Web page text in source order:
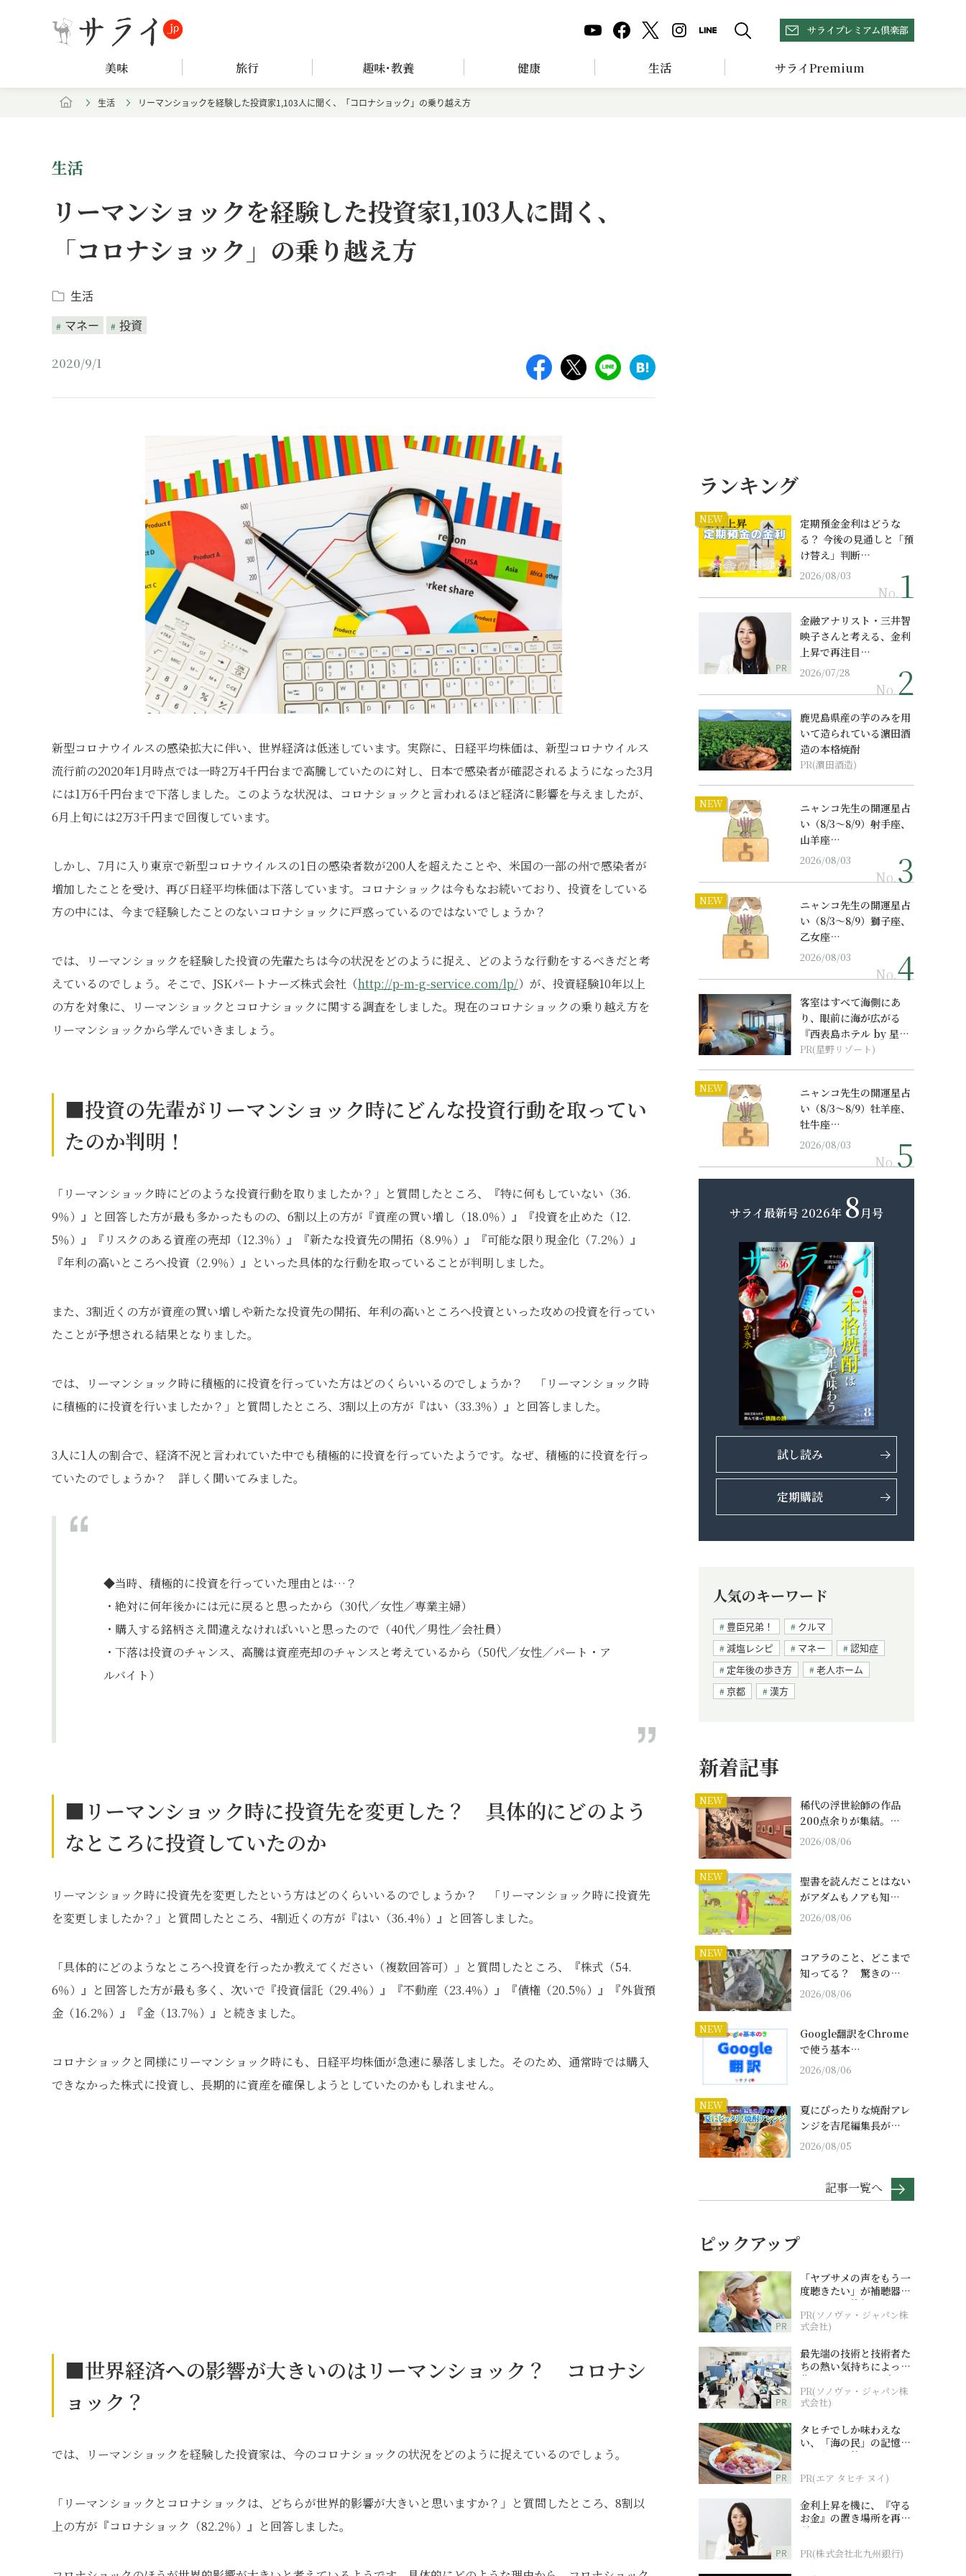
サライプレミアム倶楽部
美味 旅行 趣味･教養 健康 生活 サライPremium
生活 リーマンショックを経験した投資家1,103人に聞く、「コロナショック」の乗り越え方
生活
リーマンショックを経験した投資家1,103人に聞く、
「コロナショック」の乗り越え方
生活
マネー
投資
2020/9/1
新型コロナウイルスの感染拡大に伴い、世界経済は低迷しています。実際に、日経平均株価は、新型コロナウイルス
流行前の2020年1月時点では一時2万4千円台まで高騰していたのに対し、日本で感染者が確認されるようになった3月
には1万6千円台まで下落しました。このような状況は、コロナショックと言われるほど経済に影響を与えましたが、
6月上旬には2万3千円まで回復しています。
しかし、7月に入り東京で新型コロナウイルスの1日の感染者数が200人を超えたことや、米国の一部の州で感染者が
増加したことを受け、再び日経平均株価は下落しています。コロナショックは今もなお続いており、投資をしている
方の中には、今まで経験したことのないコロナショックに戸惑っているのではないでしょうか？
では、リーマンショックを経験した投資の先輩たちは今の状況をどのように捉え、どのような行動をするべきだと考
えているのでしょう。そこで、JSKパートナーズ株式会社（http://p-m-g-service.com/lp/）が、投資経験10年以上
の方を対象に、リーマンショックとコロナショックに関する調査をしました。現在のコロナショックの乗り越え方を
リーマンショックから学んでいきましょう。
■投資の先輩がリーマンショック時にどんな投資行動を取ってい
たのか判明！
「リーマンショック時にどのような投資行動を取りましたか？」と質問したところ、『特に何もしていない（36.
9％）』と回答した方が最も多かったものの、6割以上の方が『資産の買い増し（18.0％）』『投資を止めた（12.
5％）』『リスクのある資産の売却（12.3％）』『新たな投資先の開拓（8.9％）』『可能な限り現金化（7.2％）』
『年利の高いところへ投資（2.9％）』といった具体的な行動を取っていることが判明しました。
また、3割近くの方が資産の買い増しや新たな投資先の開拓、年利の高いところへ投資といった攻めの投資を行ってい
たことが予想される結果となりました。
では、リーマンショック時に積極的に投資を行っていた方はどのくらいいるのでしょうか？ 「リーマンショック時
に積極的に投資を行いましたか？」と質問したところ、3割以上の方が『はい（33.3％）』と回答しました。
3人に1人の割合で、経済不況と言われていた中でも積極的に投資を行っていたようです。なぜ、積極的に投資を行っ
ていたのでしょうか？ 詳しく聞いてみました。
◆当時、積極的に投資を行っていた理由とは…？
・絶対に何年後かには元に戻ると思ったから（30代／女性／専業主婦）
・購入する銘柄さえ間違えなければいいと思ったので（40代／男性／会社員）
・下落は投資のチャンス、高騰は資産売却のチャンスと考えているから（50代／女性／パート・ア
ルバイト）
■リーマンショック時に投資先を変更した？ 具体的にどのよう
なところに投資していたのか
リーマンショック時に投資先を変更したという方はどのくらいいるのでしょうか？ 「リーマンショック時に投資先
を変更しましたか？」と質問したところ、4割近くの方が『はい（36.4％）』と回答しました。
「具体的にどのようなところへ投資を行ったか教えてください（複数回答可）」と質問したところ、『株式（54.
6％）』と回答した方が最も多く、次いで『投資信託（29.4％）』『不動産（23.4％）』『債権（20.5％）』『外貨預
金（16.2％）』『金（13.7％）』と続きました。
コロナショックと同様にリーマンショック時にも、日経平均株価が急速に暴落しました。そのため、通常時では購入
できなかった株式に投資し、長期的に資産を確保しようとしていたのかもしれません。
■世界経済への影響が大きいのはリーマンショック？ コロナシ
ョック？
では、リーマンショックを経験した投資家は、今のコロナショックの状況をどのように捉えているのでしょう。
「リーマンショックとコロナショックは、どちらが世界的影響が大きいと思いますか？」と質問したところ、8割以
上の方が『コロナショック（82.2％）』と回答しました。
ランキング
NEW
定期預金金利はどうな
る？ 今後の見通しと「預
け替え」判断…
2026/08/03
No.
PR
金融アナリスト・三井智
映子さんと考える、金利
上昇で再注目…
2026/07/28
No.
鹿児島県産の芋のみを用
いて造られている濵田酒
造の本格焼酎
PR(濵田酒造)
NEW
ニャンコ先生の開運星占
い（8/3～8/9）射手座、
山羊座…
2026/08/03
No.
NEW
ニャンコ先生の開運星占
い（8/3～8/9）獅子座、
乙女座…
2026/08/03
No.
客室はすべて海側にあ
り、眼前に海が広がる
『西表島ホテル by 星野
リゾート』
PR(星野リゾート)
NEW
ニャンコ先生の開運星占
い（8/3～8/9）牡羊座、
牡牛座…
2026/08/03
No.
サライ最新号 2026年 8月号
試し読み
定期購読
人気のキーワード
豊臣兄弟！
クルマ
減塩レシピ
マネー
認知症
定年後の歩き方
老人ホーム
京都
漢方
新着記事
NEW
稀代の浮世絵師の作品
200点余りが集結。…
2026/08/06
NEW
聖書を読んだことはない
がアダムもノアも知…
2026/08/06
NEW
コアラのこと、どこまで
知ってる？ 驚きの…
2026/08/06
NEW
Google翻訳をChrome
で使う基本…
2026/08/06
NEW
夏にぴったりな焼酎アレ
ンジを吉尾編集長が…
2026/08/05
記事一覧へ
ピックアップ
PR
「ヤブサメの声をもう一
度聴きたい」が補聴器チ
ャレンジの後押しに
PR(ソノヴァ・ジャパン株
式会社)
PR
最先端の技術と技術者た
ちの熱い気持ちによって
作られているオーダーメ
イド補聴器
PR(ソノヴァ・ジャパン株
式会社)
PR
タヒチでしか味わえな
い、「海の民」の記憶へ
とつながる旅
PR(エア タヒチ ヌイ)
PR
金利上昇を機に、『守る
お金』の置き場所を再検
討
PR(株式会社北九州銀行)